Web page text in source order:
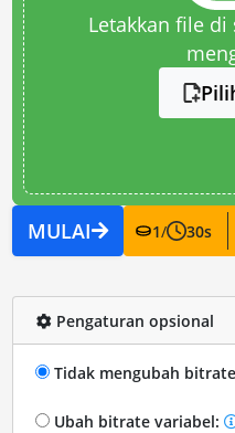
Letakkan file
MULAI 1/ 30s
Pengaturan opsional
Tidak mengubah bitrate
Ubah bitrate variabel: